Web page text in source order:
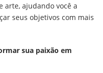
arte, ajudando você a
seus objetivos com mais
sua paixão em